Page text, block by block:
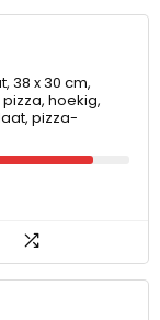
38 x 30 cm,
hoekig,
pizza-